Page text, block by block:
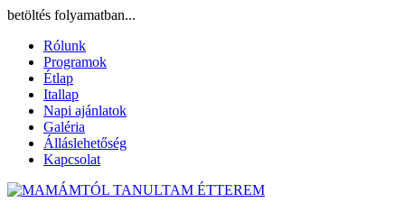
betöltés folyamatban...
Rólunk
Programok
Étlap
Itallap
Napi ajánlatok
Galéria
Álláslehetőség
Kapcsolat